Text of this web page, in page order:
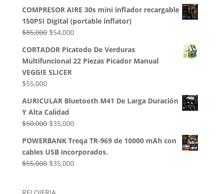
original
era:
$50,000.
actual
es:
$35,000.
COMPRESOR AIRE 30s mini inflador recargable
150PSI Digital (portable inflator)
$85,000 El
original
era:
$85,000.
$54,000El
actual
es:
CORTADOR Picatodo De Verduras
Multifuncional 22 Piezas Picador Manual
VEGGIE SLICER
$55,000
AURICULAR Bluetooth M41 De Larga Duración
Y Alta Calidad
$50,000 El
original
era:
$50,000.
$35,000El
actual
es:
$35,000.
POWERBANK Treqa TR-969 de 10000 mAh con
cables USB incorporados.
$55,000 El
$35,000El